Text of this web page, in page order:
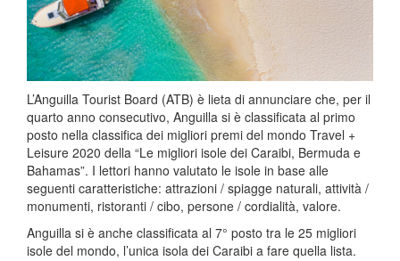
L’Anguilla Tourist Board (ATB) è lieta di annunciare che, per il
quarto anno consecutivo, Anguilla si è classificata al primo
posto nella classifica dei migliori premi del mondo Travel +
Leisure 2020 della “Le migliori isole dei Caraibi, Bermuda e
Bahamas”. I lettori hanno valutato le isole in base alle
seguenti caratteristiche: attrazioni / spiagge naturali, attività /
monumenti, ristoranti / cibo, persone / cordialità, valore.
Anguilla si è anche classificata al 7° posto tra le 25 migliori
isole del mondo, l’unica isola dei Caraibi a fare quella lista.